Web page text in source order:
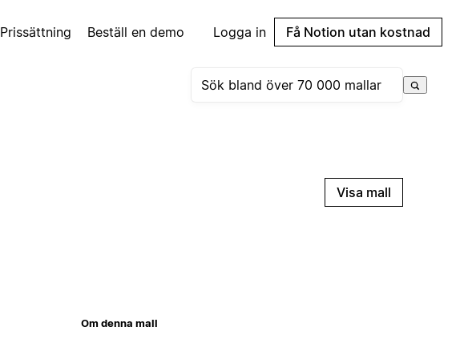
Prissättning Beställ en demo Logga in Få Notion utan kostnad
Visa mall
Om denna mall